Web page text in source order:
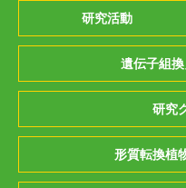
研究活動
遺伝子組
研究
形質転換植